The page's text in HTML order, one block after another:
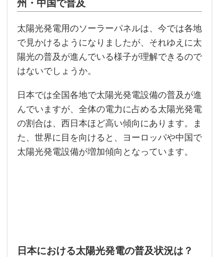
州・中国で普及
太陽光発電用のソーラーパネルは、今では各地
で見かけるようになりましたが、それゆえに太
陽光の普及が進んでいる様子が理解できるので
はないでしょうか。
日本では全国各地で太陽光発電設備の普及が進
んでいますが、全体の電力に占める太陽光発電
の割合は、西日本ほど高い傾向にあります。ま
た、世界に目を向けると、ヨーロッパや中国で
太陽光発電設備が増加傾向となっています。
日本における太陽光発電の普及状況は？